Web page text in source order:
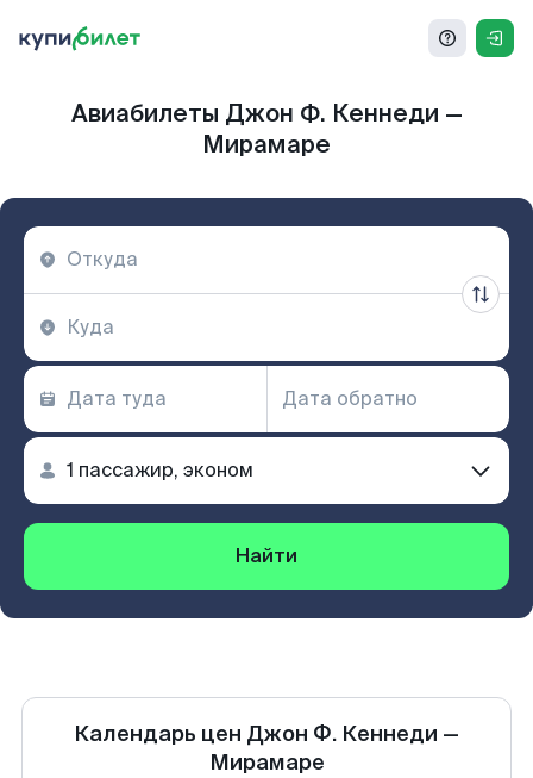
Авиабилеты Джон Ф. Кеннеди —
Мирамаре
Найти
Календарь цен Джон Ф. Кеннеди —
Мирамаре